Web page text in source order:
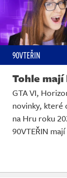
90VTEŘIN
Tohle
GTA VI,
novinky, které
na Hru roku
90VTEŘIN